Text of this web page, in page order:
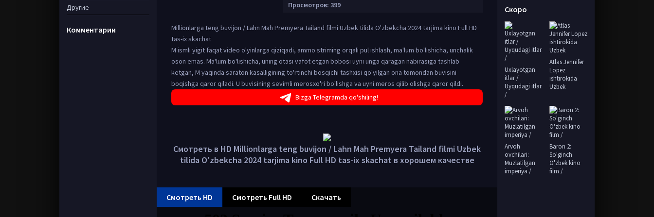
Просмотров: 399
Millionlarga teng buvijon / Lahn Mah Premyera Tailand filmi Uzbek tilida O'zbekcha 2024 tarjima kino Full HD
tas-ix skachat
M ismli yigit faqat video o'yinlarga qiziqadi, ammo striming orqali pul ishlash, ma'lum bo'lishicha, unchalik
oson emas. Ma'lum bo'lishicha, uning otasi vafot etgan bobosi uyni unga qaragan nabirasiga tashlab
ketgan, M yaqinda saraton kasalligining to'rtinchi bosqichi tashxisi qo'yilgan ona tomondan buvisini
boqishga qaror qiladi. U buvisining sevimli merosxo'ri bo'lishga va uyni meros qilib olishga qaror qildi.
Bizga Telegramda qo'shiling!
Смотреть в HD Millionlarga teng buvijon / Lahn Mah Premyera Tailand filmi Uzbek
tilida O'zbekcha 2024 tarjima kino Full HD tas-ix skachat в хорошем качестве
Смотреть HD Смотреть Full HD Скачать
Другие
Комментарии
Скоро
Uxlayotgan
itlar /
Uyqudagi itlar
/
Atlas Jennifer
Lopez
ishtirokida
Uzbek
Arvoh
ovchilari:
Muzlatilgan
imperiya /
Baron 2:
So'ginch
O'zbek kino
film /